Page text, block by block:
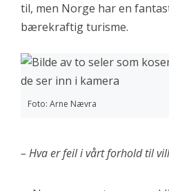
til, men Norge har en
bærekraftig turisme.
Foto: Arne Nævra
– Hva er feil i vårt forhold til